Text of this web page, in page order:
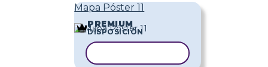
Mapa Póster 11
PREMIUM
DISPOSICIÓN